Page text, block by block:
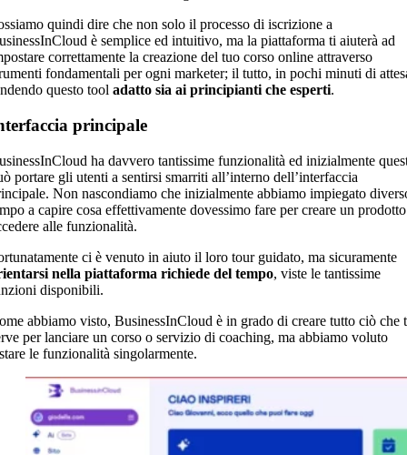
quindi dire che non solo il processo di iscrizione a
è semplice ed intuitivo, ma la piattaforma ti aiuterà ad
correttamente la creazione del tuo corso online attraverso
fondamentali per ogni marketer; il tutto, in pochi minuti di
questo tool adatto sia ai principianti che esperti.
principale
ha davvero tantissime funzionalità ed inizialmente
portare gli utenti a sentirsi smarriti all’interno dell’interfaccia
Non nascondiamo che inizialmente abbiamo impiegato
a capire cosa effettivamente dovessimo fare per creare un
alle funzionalità.
ci è venuto in aiuto il loro tour guidato, ma sicuramente
nella piattaforma richiede del tempo, viste le tantissime
disponibili.
abbiamo visto, BusinessInCloud è in grado di creare tutto ciò che
per lanciare un corso o servizio di coaching, ma abbiamo voluto
le funzionalità singolarmente.